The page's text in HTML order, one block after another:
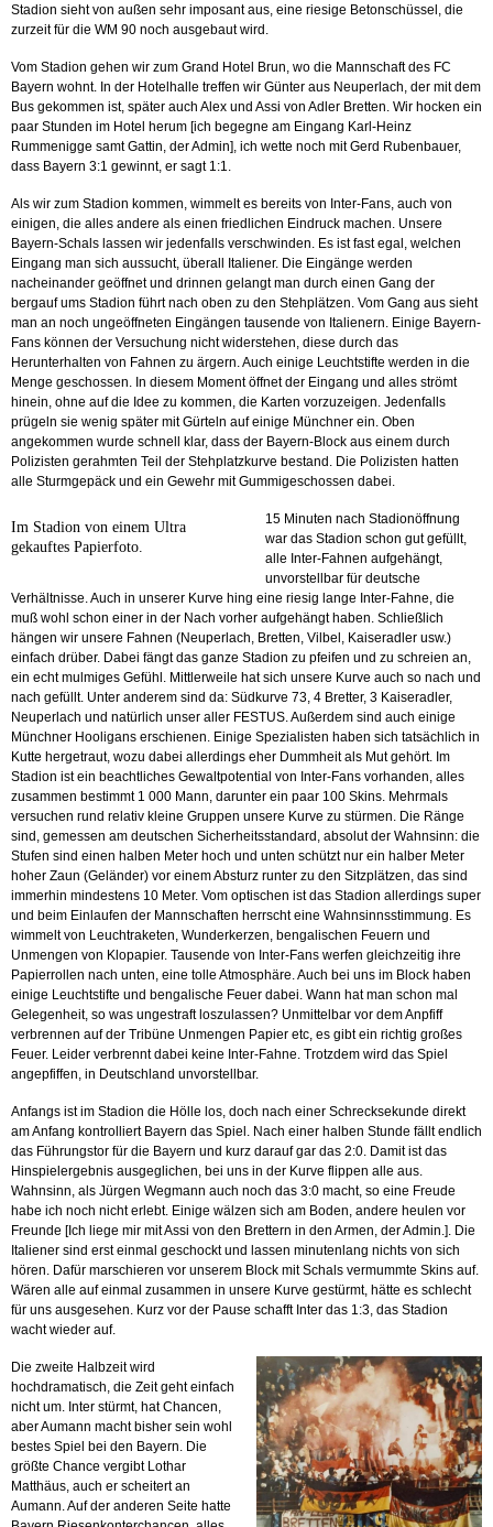
Stadion sieht von außen sehr imposant aus, eine riesige Betonschüssel, die
zurzeit für die WM 90 noch ausgebaut wird.
Vom Stadion gehen wir zum Grand Hotel Brun, wo die Mannschaft des FC
Bayern wohnt. In der Hotelhalle treffen wir Günter aus Neuperlach, der mit dem
Bus gekommen ist, später auch Alex und Assi von Adler Bretten. Wir hocken ein
paar Stunden im Hotel herum [ich begegne am Eingang Karl-Heinz
Rummenigge samt Gattin, der Admin], ich wette noch mit Gerd Rubenbauer,
dass Bayern 3:1 gewinnt, er sagt 1:1.
Als wir zum Stadion kommen, wimmelt es bereits von Inter-Fans, auch von
einigen, die alles andere als einen friedlichen Eindruck machen. Unsere
Bayern-Schals lassen wir jedenfalls verschwinden. Es ist fast egal, welchen
Eingang man sich aussucht, überall Italiener. Die Eingänge werden
nacheinander geöffnet und drinnen gelangt man durch einen Gang der
bergauf ums Stadion führt nach oben zu den Stehplätzen. Vom Gang aus sieht
man an noch ungeöffneten Eingängen tausende von Italienern. Einige Bayern-
Fans können der Versuchung nicht widerstehen, diese durch das
Herunterhalten von Fahnen zu ärgern. Auch einige Leuchtstifte werden in die
Menge geschossen. In diesem Moment öffnet der Eingang und alles strömt
hinein, ohne auf die Idee zu kommen, die Karten vorzuzeigen. Jedenfalls
prügeln sie wenig später mit Gürteln auf einige Münchner ein. Oben
angekommen wurde schnell klar, dass der Bayern-Block aus einem durch
Polizisten gerahmten Teil der Stehplatzkurve bestand. Die Polizisten hatten
alle Sturmgepäck und ein Gewehr mit Gummigeschossen dabei.
Im Stadion von einem Ultra
gekauftes Papierfoto.
15 Minuten nach Stadionöffnung
war das Stadion schon gut gefüllt,
alle Inter-Fahnen aufgehängt,
unvorstellbar für deutsche
Verhältnisse. Auch in unserer Kurve hing eine riesig lange Inter-Fahne, die
muß wohl schon einer in der Nach vorher aufgehängt haben. Schließlich
hängen wir unsere Fahnen (Neuperlach, Bretten, Vilbel, Kaiseradler usw.)
einfach drüber. Dabei fängt das ganze Stadion zu pfeifen und zu schreien an,
ein echt mulmiges Gefühl. Mittlerweile hat sich unsere Kurve auch so nach und
nach gefüllt. Unter anderem sind da: Südkurve 73, 4 Bretter, 3 Kaiseradler,
Neuperlach und natürlich unser aller FESTUS. Außerdem sind auch einige
Münchner Hooligans erschienen. Einige Spezialisten haben sich tatsächlich in
Kutte hergetraut, wozu dabei allerdings eher Dummheit als Mut gehört. Im
Stadion ist ein beachtliches Gewaltpotential von Inter-Fans vorhanden, alles
zusammen bestimmt 1 000 Mann, darunter ein paar 100 Skins. Mehrmals
versuchen rund relativ kleine Gruppen unsere Kurve zu stürmen. Die Ränge
sind, gemessen am deutschen Sicherheitsstandard, absolut der Wahnsinn: die
Stufen sind einen halben Meter hoch und unten schützt nur ein halber Meter
hoher Zaun (Geländer) vor einem Absturz runter zu den Sitzplätzen, das sind
immerhin mindestens 10 Meter. Vom optischen ist das Stadion allerdings super
und beim Einlaufen der Mannschaften herrscht eine Wahnsinnsstimmung. Es
wimmelt von Leuchtraketen, Wunderkerzen, bengalischen Feuern und
Unmengen von Klopapier. Tausende von Inter-Fans werfen gleichzeitig ihre
Papierrollen nach unten, eine tolle Atmosphäre. Auch bei uns im Block haben
einige Leuchtstifte und bengalische Feuer dabei. Wann hat man schon mal
Gelegenheit, so was ungestraft loszulassen? Unmittelbar vor dem Anpfiff
verbrennen auf der Tribüne Unmengen Papier etc, es gibt ein richtig großes
Feuer. Leider verbrennt dabei keine Inter-Fahne. Trotzdem wird das Spiel
angepfiffen, in Deutschland unvorstellbar.
Anfangs ist im Stadion die Hölle los, doch nach einer Schrecksekunde direkt
am Anfang kontrolliert Bayern das Spiel. Nach einer halben Stunde fällt endlich
das Führungstor für die Bayern und kurz darauf gar das 2:0. Damit ist das
Hinspielergebnis ausgeglichen, bei uns in der Kurve flippen alle aus.
Wahnsinn, als Jürgen Wegmann auch noch das 3:0 macht, so eine Freude
habe ich noch nicht erlebt. Einige wälzen sich am Boden, andere heulen vor
Freunde [Ich liege mir mit Assi von den Brettern in den Armen, der Admin.]. Die
Italiener sind erst einmal geschockt und lassen minutenlang nichts von sich
hören. Dafür marschieren vor unserem Block mit Schals vermummte Skins auf.
Wären alle auf einmal zusammen in unsere Kurve gestürmt, hätte es schlecht
für uns ausgesehen. Kurz vor der Pause schafft Inter das 1:3, das Stadion
wacht wieder auf.
Die zweite Halbzeit wird
hochdramatisch, die Zeit geht einfach
nicht um. Inter stürmt, hat Chancen,
aber Aumann macht bisher sein wohl
bestes Spiel bei den Bayern. Die
größte Chance vergibt Lothar
Matthäus, auch er scheitert an
Aumann. Auf der anderen Seite hatte